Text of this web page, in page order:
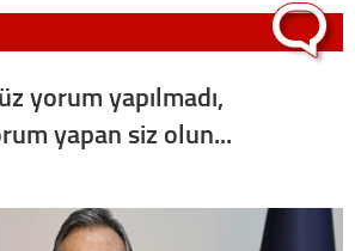
yorum yapılmadı,
yapan siz olun...